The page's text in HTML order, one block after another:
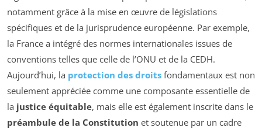
notamment grâce à la mise en œuvre de législations
spécifiques et de la jurisprudence européenne. Par exemple,
la France a intégré des normes internationales issues de
conventions telles que celle de l’ONU et de la CEDH.
Aujourd’hui, la protection des droits fondamentaux est non
seulement appréciée comme une composante essentielle de
la justice équitable, mais elle est également inscrite dans le
préambule de la Constitution et soutenue par un cadre